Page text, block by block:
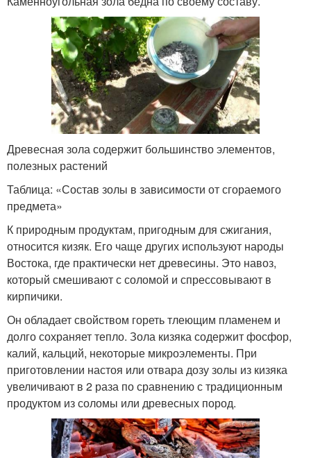
Древесная зола содержит большинство элементов,
полезных растений
Таблица: «Состав золы в зависимости от сгораемого
предмета»
К природным продуктам, пригодным для сжигания,
относится кизяк. Его чаще других используют народы
Востока, где практически нет древесины. Это навоз,
который смешивают с соломой и спрессовывают в
кирпичики.
Он обладает свойством гореть тлеющим пламенем и
долго сохраняет тепло. Зола кизяка содержит фосфор,
калий, кальций, некоторые микроэлементы. При
приготовлении настоя или отвара дозу золы из кизяка
увеличивают в 2 раза по сравнению с традиционным
продуктом из соломы или древесных пород.